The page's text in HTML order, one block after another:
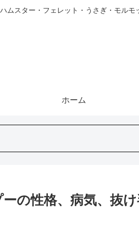
ムスター・フェレット・うさぎ・モル
ホーム
の性格、病気、抜